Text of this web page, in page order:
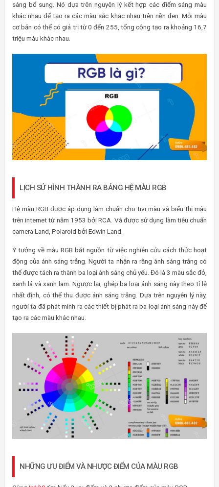
sáng bổ sung. Nó dựa trên nguyên lý kết hợp các điểm sáng màu
khác nhau để tạo ra các màu sắc khác nhau trên nền đen. Mỗi màu
cơ bản có thể có giá trị từ 0 đến 255, tổng cộng tạo ra khoảng 16,7
triệu màu khác nhau.
LỊCH SỬ HÌNH THÀNH RA BẢNG HỆ MÀU RGB
Hệ màu RGB được áp dụng làm chuẩn cho tivi màu và biểu thị màu
trên internet từ năm 1953 bởi RCA. Và được sử dụng làm tiêu chuẩn
camera Land, Polaroid bởi Edwin Land.
Ý tưởng về màu RGB bắt nguồn từ việc nghiên cứu cách thức hoạt
động của ánh sáng trắng. Người ta nhận ra rằng ánh sáng trắng có
thể được tách ra thành ba loại ánh sáng chủ yếu. Đó là 3 màu sắc đỏ,
xanh lá và xanh lam. Ngược lại, ghép ba loại ánh sáng này theo tỉ lệ
nhất định, có thể thu được ánh sáng trắng. Dựa trên nguyên lý này,
người ta đã phát minh ra các thiết bị phát ra ba loại ánh sáng này để
tạo ra các màu khác nhau.
NHỮNG ƯU ĐIỂM VÀ NHƯỢC ĐIỂM CỦA MÀU RGB